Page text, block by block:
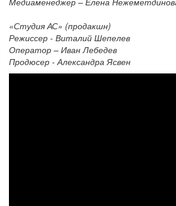
«Студия АС» (продакшн)
Режиссер - Виталий Шепелев
Оператор – Иван Лебедев
Продюсер - Александра Ясвен